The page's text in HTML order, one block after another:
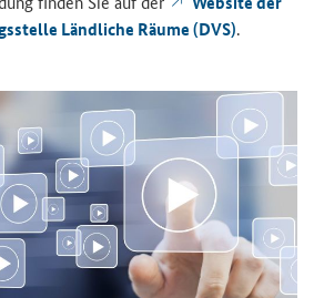
Länd­li­che Räume (DVS).